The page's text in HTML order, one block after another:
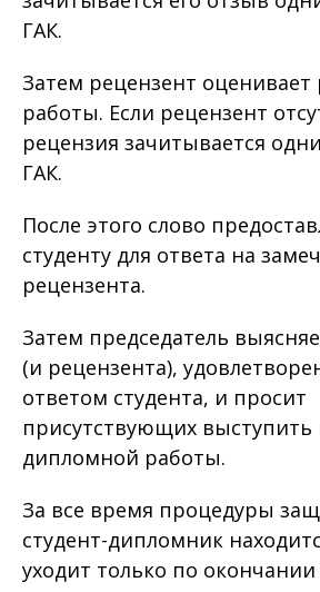
ГАК.
Затем рецензент оценивает
работы. Если рецензент
рецензия зачитывается
ГАК.
После этого слово
студенту для ответа на
рецензента.
Затем председатель
(и рецензента),
ответом студента, и просит
присутствующих выступить
дипломной работы.
За все время процедуры
студент-дипломник
уходит только по